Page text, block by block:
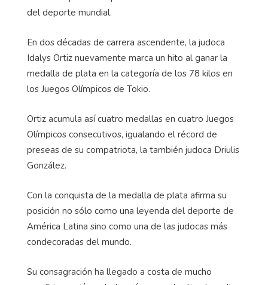
del deporte mundial.
En dos décadas de carrera ascendente, la judoca
Idalys Ortiz nuevamente marca un hito al ganar la
medalla de plata en la categoría de los 78 kilos en
los Juegos Olímpicos de Tokio.
Ortiz acumula así cuatro medallas en cuatro Juegos
Olímpicos consecutivos, igualando el récord de
preseas de su compatriota, la también judoca Driulis
González.
Con la conquista de la medalla de plata afirma su
posición no sólo como una leyenda del deporte de
América Latina sino como una de las judocas más
condecoradas del mundo.
Su consagración ha llegado a costa de mucho